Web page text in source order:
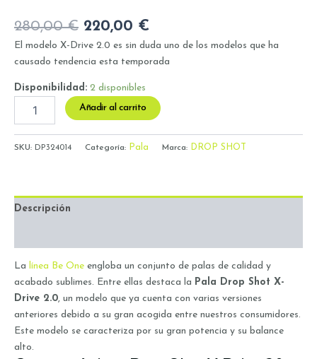
280,00€ 220,00 €
El modelo X-Drive 2.0 es sin duda uno de los modelos que ha
causado tendencia esta temporada
Disponibilidad: 2 disponibles
Añadir al carrito
SKU: DP324014 Categoría: Pala Marca: DROP SHOT
Descripción
La línea Be One engloba un conjunto de palas de calidad y
acabado sublimes. Entre ellas destaca la Pala Drop Shot X-
Drive 2.0, un modelo que ya cuenta con varias versiones
anteriores debido a su gran acogida entre nuestros consumidores.
Este modelo se caracteriza por su gran potencia y su balance
alto.